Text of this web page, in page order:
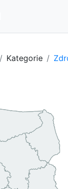
Kategorie